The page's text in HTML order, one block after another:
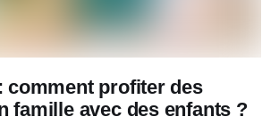
comment profiter des
famille avec des enfants ?